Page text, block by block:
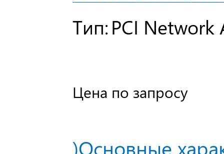
Тип:PCI Network
Цена по запросу
)Основные